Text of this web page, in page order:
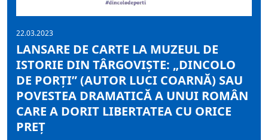
22.03.2023
LANSARE DE CARTE LA MUZEUL DE
ISTORIE DIN TÂRGOVIȘTE: „DINCOLO
DE PORȚI” (AUTOR LUCI COARNĂ) SAU
POVESTEA DRAMATICĂ A UNUI ROMÂN
CARE A DORIT LIBERTATEA CU ORICE
PREȚ